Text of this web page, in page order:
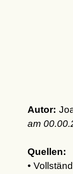
Autor:
am
Quellen:
•